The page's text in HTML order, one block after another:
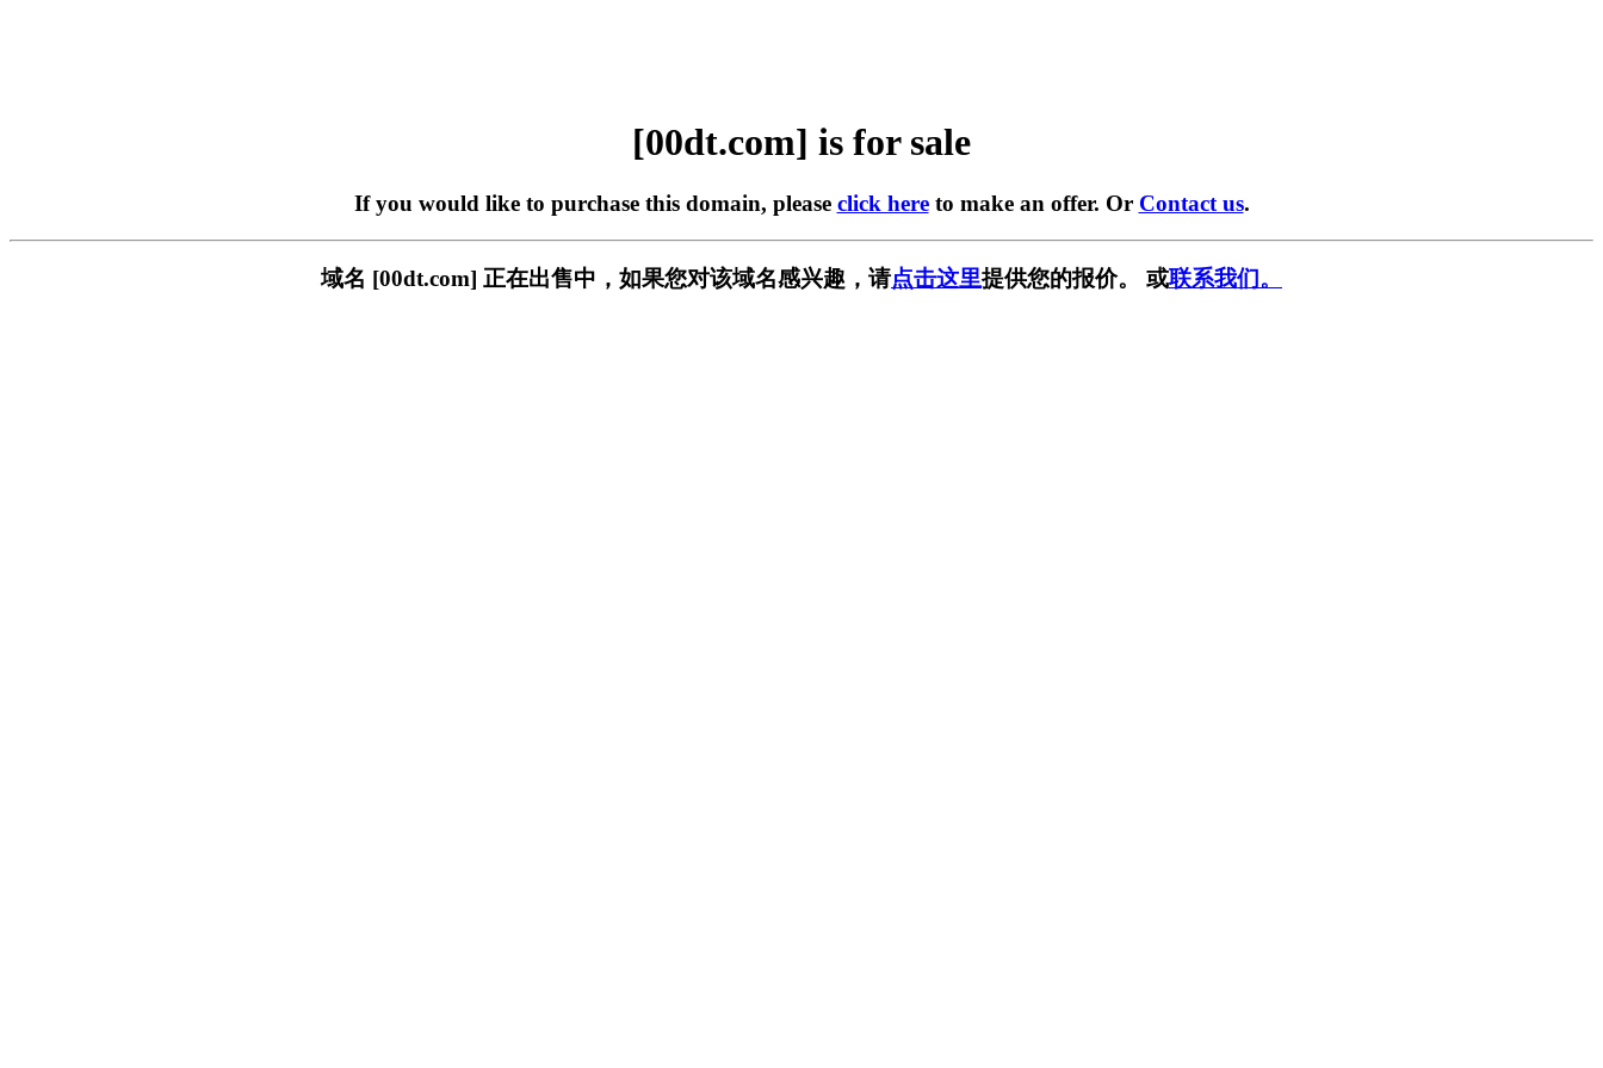
[00dt.com] is for sale
If you would like to purchase this domain, please click hereto make an offer. Or Contact us.
域名 [00dt.com] 正在出售中，如果您对该域名感兴趣，请点击这里提供您的报价。 或联系我们。